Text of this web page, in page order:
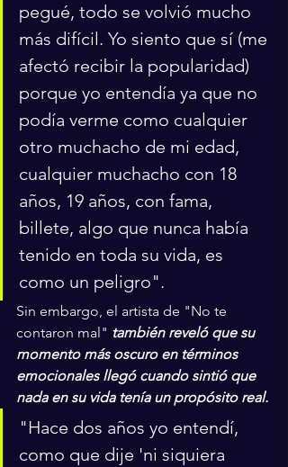
pegué, todo se volvió mucho
más difícil. Yo siento que sí (me
afectó recibir la popularidad)
porque yo entendía ya que no
podía verme como cualquier
otro muchacho de mi edad,
cualquier muchacho con 18
años, 19 años, con fama,
billete, algo que nunca había
tenido en toda su vida, es
como un peligro".
Sin embargo, el artista de "No te
contaron mal" también reveló que su
momento más oscuro en términos
emocionales llegó cuando sintió que
nada en su vida tenía un propósito real.
"Hace dos años yo entendí,
como que dije 'ni siquiera